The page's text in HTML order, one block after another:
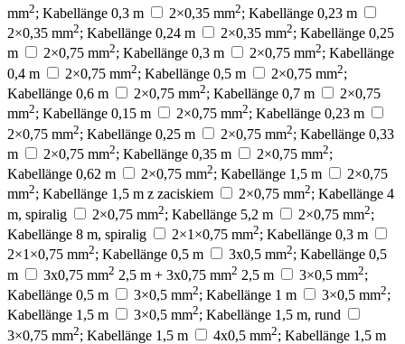
mm2; Kabellänge 0,3 m 2×0,35 mm2; Kabellänge 0,23 m
2×0,35 mm2; Kabellänge 0,24 m 2×0,35 mm2; Kabellänge 0,25
m
2×0,75 mm2; Kabellänge 0,3 m 2×0,75 mm2; Kabellänge
0,4 m
2×0,75 mm2; Kabellänge 0,5 m 2×0,75 mm2;
Kabellänge 0,6 m
2×0,75 mm2; Kabellänge 0,7 m
2×0,75
mm2; Kabellänge 0,15 m 2×0,75 mm2; Kabellänge 0,23 m
2×0,75 mm2; Kabellänge 0,25 m 2×0,75 mm2; Kabellänge 0,33
m
2×0,75 mm2; Kabellänge 0,35 m 2×0,75 mm2;
Kabellänge 0,62 m
2×0,75 mm2; Kabellänge 1,5 m
2×0,75
mm2; Kabellänge 1,5 m z zaciskiem 2×0,75 mm2; Kabellänge 4
m, spiralig
2×0,75 mm2; Kabellänge 5,2 m 2×0,75 mm2;
Kabellänge 8 m, spiralig
2×1×0,75 mm2; Kabellänge 0,3 m
2×1×0,75 mm2; Kabellänge 0,5 m 3x0,5 mm2; Kabellänge 0,5
m
3x0,75 mm2 2,5 m + 3x0,75 mm2 2,5 m 3×0,5 mm2;
Kabellänge 0,5 m
3×0,5 mm2; Kabellänge 1 m 3×0,5 mm2;
Kabellänge 1,5 m
3×0,5 mm2; Kabellänge 1,5 m, rund
3×0,75 mm2; Kabellänge 1,5 m 4x0,5 mm2; Kabellänge 1,5 m